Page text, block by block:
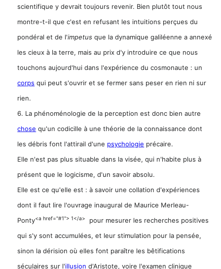
scientifique y devrait toujours revenir. Bien plutôt tout nous
montre-t-il que c'est en refusant les intuitions perçues du
pondéral et de l'impetusque la dynamique galiléenne a annexé
les cieux à la terre, mais au prix d'y introduire ce que nous
touchons aujourd'hui dans l'expérience du cosmonaute : un
corps qui peut s'ouvrir et se fermer sans peser en rien ni sur
rien.
6. La phénoménologie de la perception est donc bien autre
chose qu'un codicille à une théorie de la connaissance dont
les débris font l'attirail d'une psychologie précaire.
Elle n'est pas plus situable dans la visée, qui n'habite plus à
présent que le logicisme, d'un savoir absolu.
Elle est ce qu'elle est : à savoir une collation d'expériences
dont il faut lire l'ouvrage inaugural de Maurice Merleau-
Ponty<a href="#1"> 1</a>
pour mesurer les recherches positives
qui s'y sont accumulées, et leur stimulation pour la pensée,
sinon la dérision où elles font paraître les bêtifications
séculaires sur l'illusion d'Aristote, voire l'examen clinique